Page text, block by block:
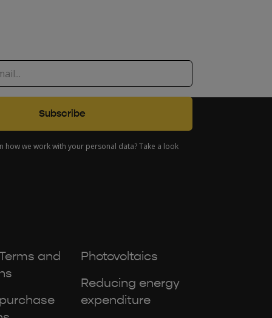
how we work with your personal data? Take a look
and
Photovoltaics
Reducing energy
expenditure